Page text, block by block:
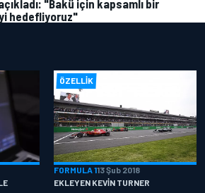
"Bakü için kapsamlı bir
hedefliyoruz"
ÖZELLIK
FORMULA 113 Şub 2018
EKLEYEN KEVIN TURNER